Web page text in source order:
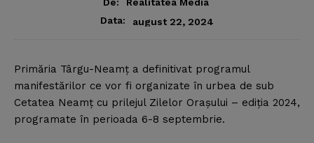
De:
Realitatea Media
Data:
august 22, 2024
Primăria Târgu-Neamţ a definitivat programul
manifestărilor ce vor fi organizate în urbea de sub
Cetatea Neamţ cu prilejul Zilelor Oraşului – ediţia 2024,
programate în perioada 6-8 septembrie.